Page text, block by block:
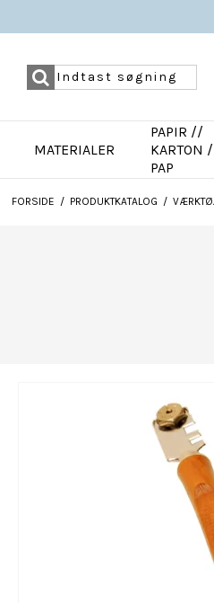
MATERIALER
PAPIR //
KARTON
PAP
FORSIDE / PRODUKTKATALOG /